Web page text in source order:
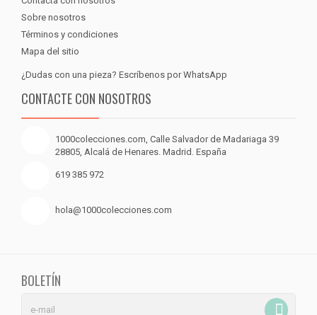
Sobre nosotros
Términos y condiciones
Mapa del sitio
¿Dudas con una pieza? Escríbenos por WhatsApp
CONTACTE CON NOSOTROS
1000colecciones.com, Calle Salvador de Madariaga 39
28805, Alcalá de Henares. Madrid. España
619 385 972
hola@1000colecciones.com
BOLETÍN